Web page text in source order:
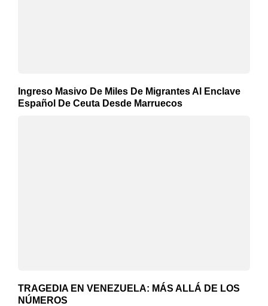
Ingreso Masivo De Miles De Migrantes Al Enclave
Español De Ceuta Desde Marruecos
TRAGEDIA EN VENEZUELA: MÁS ALLÁ DE LOS
NÚMEROS